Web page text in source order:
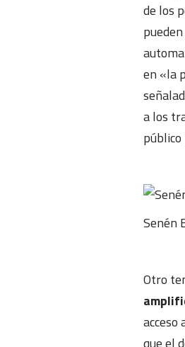
de los
en «la
a los
Senén
Otro
acceso